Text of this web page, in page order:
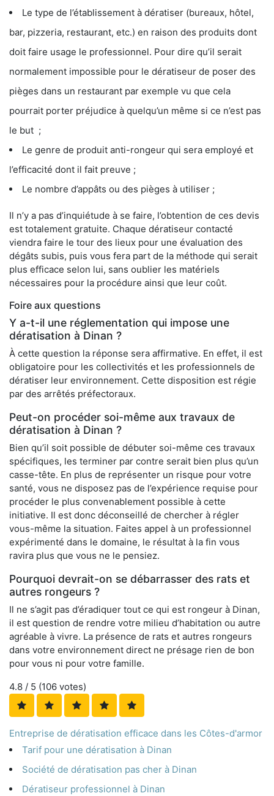
Le type de l’établissement à dératiser (bureaux, hôtel,
bar, pizzeria, restaurant, etc.) en raison des produits dont
doit faire usage le professionnel. Pour dire qu’il serait
normalement impossible pour le dératiseur de poser des
pièges dans un restaurant par exemple vu que cela
pourrait porter préjudice à quelqu’un même si ce n’est pas
le but ;
Le genre de produit anti-rongeur qui sera employé et
l’efficacité dont il fait preuve ;
Le nombre d’appâts ou des pièges à utiliser ;
Il n’y a pas d’inquiétude à se faire, l’obtention de ces devis
est totalement gratuite. Chaque dératiseur contacté
viendra faire le tour des lieux pour une évaluation des
dégâts subis, puis vous fera part de la méthode qui serait
plus efficace selon lui, sans oublier les matériels
nécessaires pour la procédure ainsi que leur coût.
Foire aux questions
Y a-t-il une réglementation qui impose une
dératisation à Dinan ?
À cette question la réponse sera affirmative. En effet, il est
obligatoire pour les collectivités et les professionnels de
dératiser leur environnement. Cette disposition est régie
par des arrêtés préfectoraux.
Peut-on procéder soi-même aux travaux de
dératisation à Dinan ?
Bien qu’il soit possible de débuter soi-même ces travaux
spécifiques, les terminer par contre serait bien plus qu’un
casse-tête. En plus de représenter un risque pour votre
santé, vous ne disposez pas de l’expérience requise pour
procéder le plus convenablement possible à cette
initiative. Il est donc déconseillé de chercher à régler
vous-même la situation. Faites appel à un professionnel
expérimenté dans le domaine, le résultat à la fin vous
ravira plus que vous ne le pensiez.
Pourquoi devrait-on se débarrasser des rats et
autres rongeurs ?
Il ne s’agit pas d’éradiquer tout ce qui est rongeur à Dinan,
il est question de rendre votre milieu d’habitation ou autre
agréable à vivre. La présence de rats et autres rongeurs
dans votre environnement direct ne présage rien de bon
pour vous ni pour votre famille.
4.8 / 5 (106 votes)
Entreprise de dératisation efficace dans les Côtes-d'armor
Tarif pour une dératisation à Dinan
Société de dératisation pas cher à Dinan
Dératiseur professionnel à Dinan